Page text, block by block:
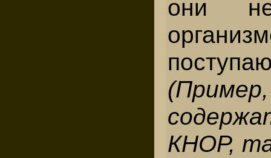
они
КНОР,